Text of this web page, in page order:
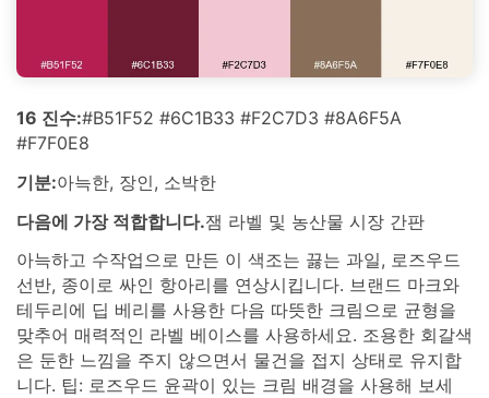
16 진수:#B51F52 #6C1B33 #F2C7D3 #8A6F5A
#F7F0E8
기분:아늑한, 장인, 소박한
다음에 가장 적합합니다.잼 라벨 및 농산물 시장 간판
아늑하고 수작업으로 만든 이 색조는 끓는 과일, 로즈우드
선반, 종이로 싸인 항아리를 연상시킵니다. 브랜드 마크와
테두리에 딥 베리를 사용한 다음 따뜻한 크림으로 균형을
맞추어 매력적인 라벨 베이스를 사용하세요. 조용한 회갈색
은 둔한 느낌을 주지 않으면서 물건을 접지 상태로 유지합
니다. 팁: 로즈우드 윤곽이 있는 크림 배경을 사용해 보세